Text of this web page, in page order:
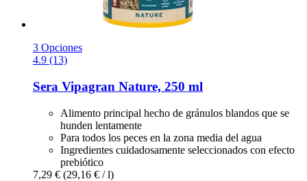
3 Opciones
4.9 (13)
Sera Vipagran Nature, 250 ml
Alimento principal hecho de gránulos blandos que se
hunden lentamente
Para todos los peces en la zona media del agua
Ingredientes cuidadosamente seleccionados con efecto
prebiótico
7,29 € (29,16 € / l)